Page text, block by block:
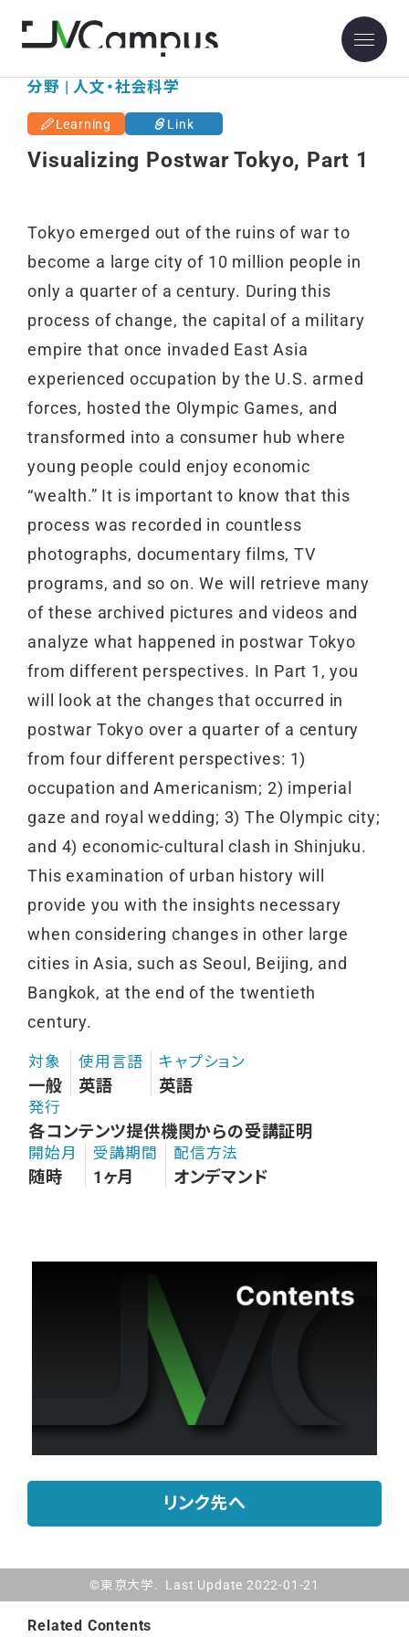
東京大学
分野 | 人文・社会科学
Learning Link
Visualizing Postwar Tokyo, Part 1
Tokyo emerged out of the ruins of war to
become a large city of 10 million people in
only a quarter of a century. During this
process of change, the capital of a military
empire that once invaded East Asia
experienced occupation by the U.S. armed
forces, hosted the Olympic Games, and
transformed into a consumer hub where
young people could enjoy economic
“wealth.” It is important to know that this
process was recorded in countless
photographs, documentary films, TV
programs, and so on. We will retrieve many
of these archived pictures and videos and
analyze what happened in postwar Tokyo
from different perspectives. In Part 1, you
will look at the changes that occurred in
postwar Tokyo over a quarter of a century
from four different perspectives: 1)
occupation and Americanism; 2) imperial
gaze and royal wedding; 3) The Olympic city;
and 4) economic-cultural clash in Shinjuku.
This examination of urban history will
provide you with the insights necessary
when considering changes in other large
cities in Asia, such as Seoul, Beijing, and
Bangkok, at the end of the twentieth
century.
対象
一般
使用言語
英語
キャプション
英語
発行
各コンテンツ提供機関からの受講証明
開始月
随時
受講期間
1ヶ月
配信方法
オンデマンド
リンク先へ
©東京大学. Last Update 2022-01-21
Related Contents